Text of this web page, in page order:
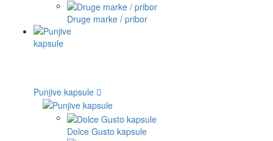
Druge marke / pribor
Punjive kapsule
Dolce Gusto kapsule